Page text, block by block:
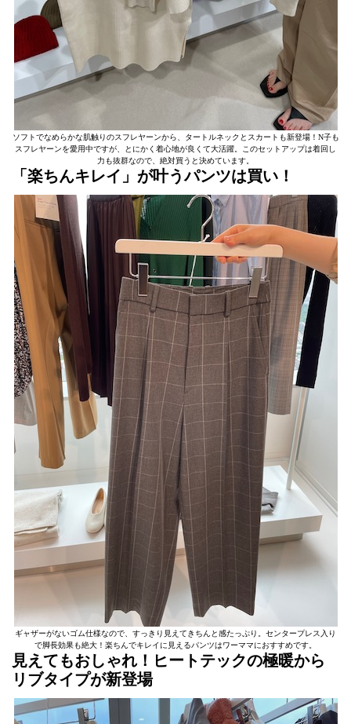
ソフトでなめらかな肌触りのスフレヤーンから、タートルネックとスカートも新登場！N子も
スフレヤーンを愛用中ですが、とにかく着心地が良くて大活躍。このセットアップは着回し
力も抜群なので、絶対買うと決めています。
「楽ちんキレイ」が叶うパンツは買い！
ギャザーがないゴム仕様なので、すっきり見えてきちんと感たっぷり。センタープレス入り
で脚長効果も絶大！楽ちんでキレイに見えるパンツはワーママにおすすめです。
見えてもおしゃれ！ヒートテックの極暖から
リブタイプが新登場